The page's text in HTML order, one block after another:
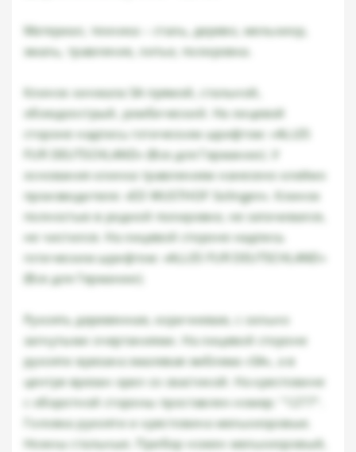
Материал, техника – сталь, дерево, мельхиор,
эмаль, травление, литье, полировка.
Клинок кинжала SA прямой, стальной,
обоюдоострый, ромбический. На лицевой
стороне надпись готическим шрифтом: «ALLES
FUR DEUTSCHLAND» (Все для Германии). У
основания клинка травлением нанесено клеймо
производителя: «ED WUSTHOF Solingen». Клинок
полностью в родной полировке, не затачивался,
не чистился. На лицевой стороне надпись
готическим шрифтом: «ALLES FUR DEUTSCHLAND»
(Все для Германии).
Рукоять деревянная, коричневая, с сильно
загнутыми очертаниями. На лицевой стороне
рукояти врезана эмалевая эмблема «SA», а в
центре врезан орел со свастикой. На крестовине
с оборотной стороны проставлен номер: "1277".
Головка рукояти и крестовина мельхиоровые.
Ножны стальные. Прибор ножен мельхиоровый,